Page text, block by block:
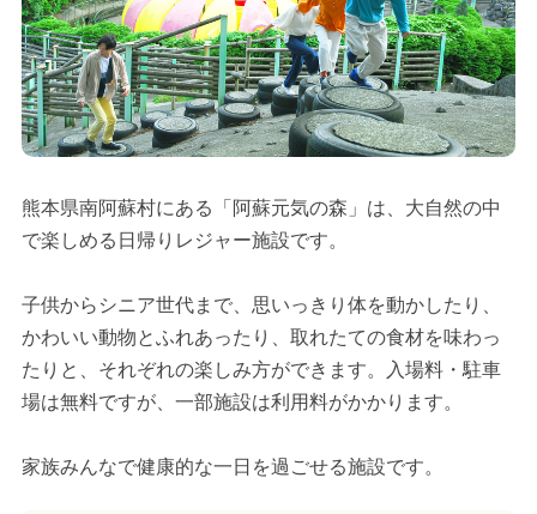
熊本県南阿蘇村にある「阿蘇元気の森」は、大自然の中
で楽しめる日帰りレジャー施設です。
子供からシニア世代まで、思いっきり体を動かしたり、
かわいい動物とふれあったり、取れたての食材を味わっ
たりと、それぞれの楽しみ方ができます。入場料・駐車
場は無料ですが、一部施設は利用料がかかります。
家族みんなで健康的な一日を過ごせる施設です。